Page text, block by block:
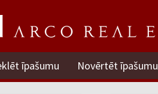
īpašumu Novērtēt īpašumu